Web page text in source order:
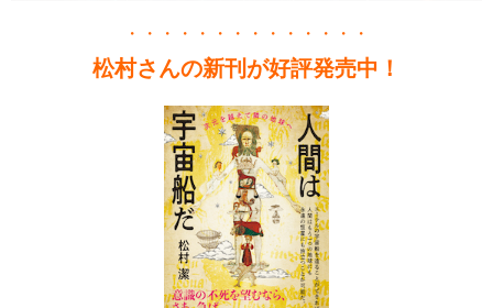
・・・・・・・・・・・・・・
松村さんの新刊が好評発売中！